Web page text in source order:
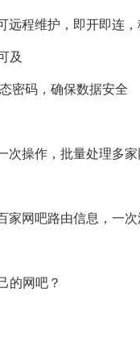
程维护，即开即连，
及
码，确保数据安全
操作，批量处理多家
网吧路由信息，一次
网吧？